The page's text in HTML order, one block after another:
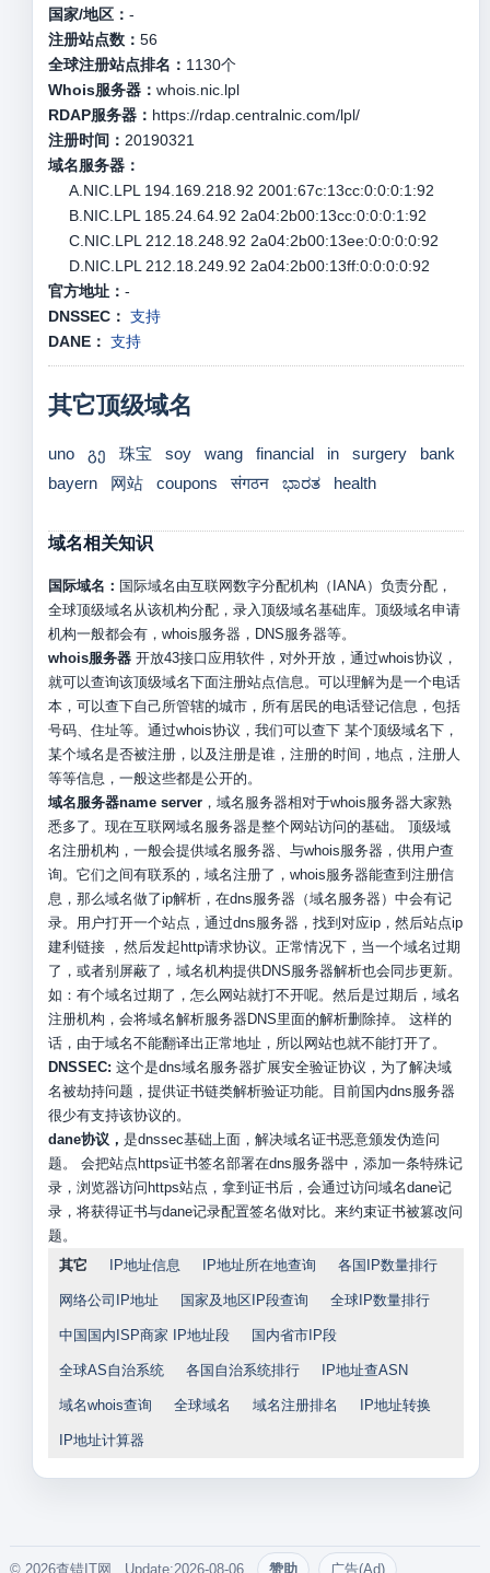
国家/地区： -
注册站点数： 56
全球注册站点排名： 1130个
Whois服务器： whois.nic.lpl
RDAP服务器： https://rdap.centralnic.com/lpl/
注册时间： 20190321
域名服务器：
A.NIC.LPL 194.169.218.92 2001:67c:13cc:0:0:0:1:92
B.NIC.LPL 185.24.64.92 2a04:2b00:13cc:0:0:0:1:92
C.NIC.LPL 212.18.248.92 2a04:2b00:13ee:0:0:0:0:92
D.NIC.LPL 212.18.249.92 2a04:2b00:13ff:0:0:0:0:92
官方地址： -
DNSSEC： 支持
DANE： 支持
其它顶级域名
uno გე 珠宝 soy wang financial in surgery
bank
bayern
网站 coupons संगठन ಭಾರತ health
域名相关知识
国际域名： 国际域名由互联网数字分配机构（IANA）负责分配，
全球顶级域名从该机构分配，录入顶级域名基础库。顶级域名申请
机构一般都会有，whois服务器，DNS服务器等。
whois服务器开放43接口应用软件，对外开放，通过whois协议，
就可以查询该顶级域名下面注册站点信息。可以理解为是一个电话
本，可以查下自己所管辖的城市，所有居民的电话登记信息，包括
号码、住址等。通过whois协议，我们可以查下 某个顶级域名下，
某个域名是否被注册，以及注册是谁，注册的时间，地点，注册人
等等信息，一般这些都是公开的。
域名服务器name server，域名服务器相对于whois服务器大家熟
悉多了。现在互联网域名服务器是整个网站访问的基础。 顶级域
名注册机构，一般会提供域名服务器、与whois服务器，供用户查
询。它们之间有联系的，域名注册了，whois服务器能查到注册信
息，那么域名做了ip解析，在dns服务器（域名服务器）中会有记
录。用户打开一个站点，通过dns服务器，找到对应ip，然后站点ip
建利链接 ，然后发起http请求协议。正常情况下，当一个域名过期
了，或者别屏蔽了，域名机构提供DNS服务器解析也会同步更新。
如：有个域名过期了，怎么网站就打不开呢。然后是过期后，域名
注册机构，会将域名解析服务器DNS里面的解析删除掉。 这样的
话，由于域名不能翻译出正常地址，所以网站也就不能打开了。
DNSSEC: 这个是dns域名服务器扩展安全验证协议，为了解决域
名被劫持问题，提供证书链类解析验证功能。目前国内dns服务器
很少有支持该协议的。
dane协议， 是dnssec基础上面，解决域名证书恶意颁发伪造问
题。 会把站点https证书签名部署在dns服务器中，添加一条特殊记
录，浏览器访问https站点，拿到证书后，会通过访问域名dane记
录，将获得证书与dane记录配置签名做对比。来约束证书被篡改问
题。
其它
IP地址信息 IP地址所在地查询 各国IP数量排行
网络公司IP地址 国家及地区IP段查询 全球IP数量排行
中国国内ISP商家 IP地址段 国内省市IP段
全球AS自治系统 各国自治系统排行 IP地址查ASN
域名whois查询 全球域名 域名注册排名 IP地址转换
IP地址计算器
© 2026查错IT网. Update:2026-08-06 赞助 广告(Ad)